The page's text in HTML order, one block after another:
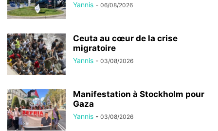
Yannis - 06/08/2026
Ceuta au cœur de la crise
migratoire
Yannis - 03/08/2026
Manifestation à Stockholm pour
Gaza
Yannis - 03/08/2026